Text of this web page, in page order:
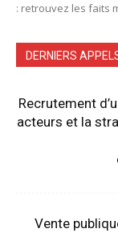
: retrouvez les faits
DERNIERS
Recrutement
acteurs et la
Vente